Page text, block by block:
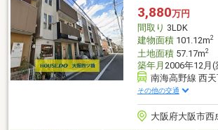
線「岸里玉出」駅まで徒歩7分■大阪メトロ四つ
で徒歩8分■大阪メトロ堺筋線「天下茶屋」駅まで
3,880万円
間取り 3LDK
建物面積101.12m2
土地面積57.17m2
築年月 2006年12月
南海高野線 西
その他の交通
大阪府大阪市西